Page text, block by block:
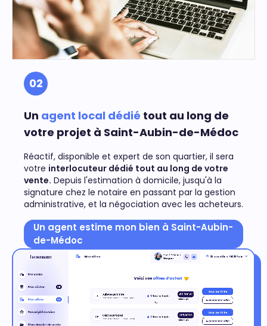
02
Un agent local dédié tout au long de
votre projet à Saint-Aubin-de-Médoc
Réactif, disponible et expert de son quartier, il sera
votre interlocuteur dédié tout au long de votre
vente. Depuis l'estimation à domicile, jusqu'à la
signature chez le notaire en passant par la gestion
administrative, et la négociation avec les acheteurs.
Un agent estime mon bien à Saint-Aubin-
de-Médoc